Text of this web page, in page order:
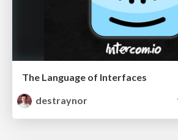
The Language of Interfaces
destraynor